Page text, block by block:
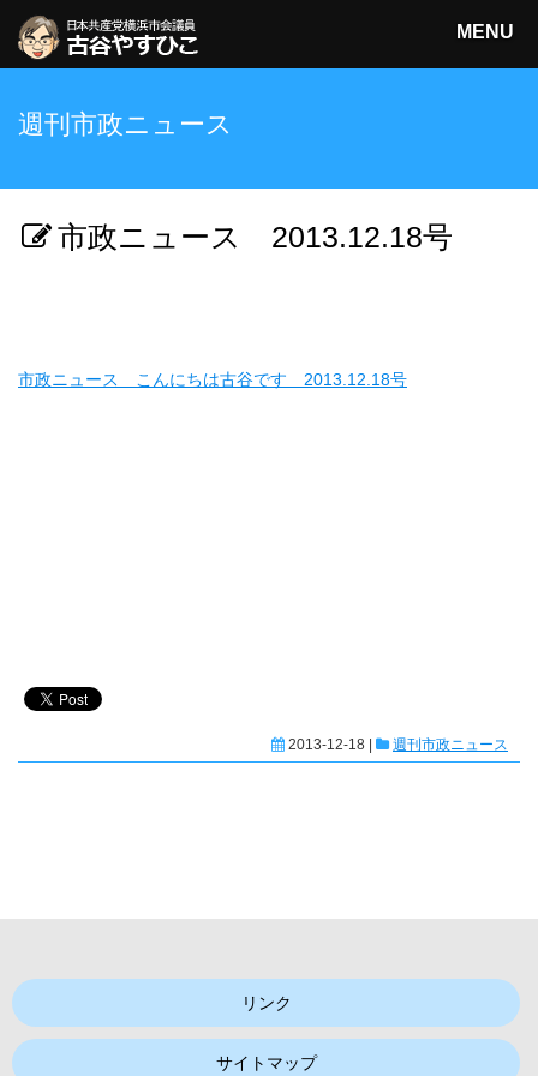
MENU
古谷やすひこ
週刊市政ニュース
市政ニュース 2013.12.18号
市政ニュース こんにちは古谷です 2013.12.18号
2013-12-18 | 週刊市政ニュース
リンク
サイトマップ